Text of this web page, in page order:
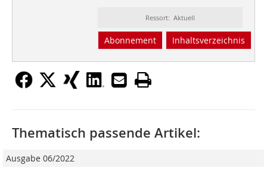
Ressort: Aktuell
Abonnement Inhaltsverzeichnis
Thematisch passende Artikel:
Ausgabe 06/2022